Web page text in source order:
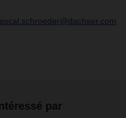
par